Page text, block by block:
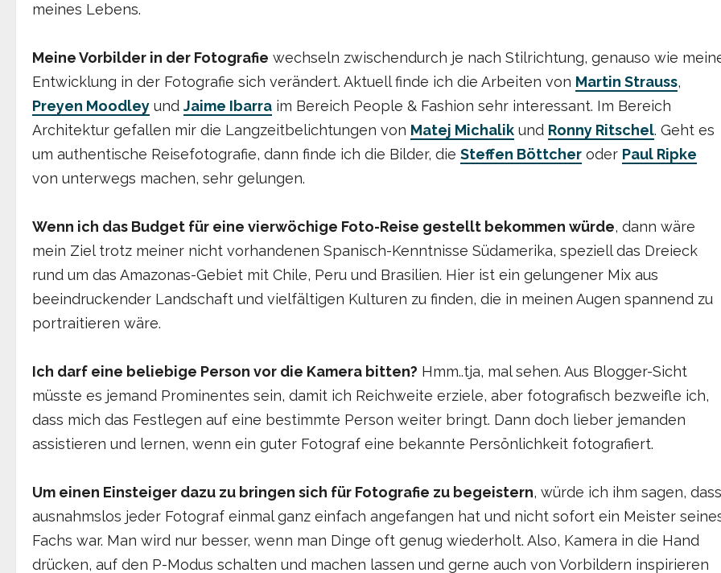
meines Lebens.
Meine Vorbilder in der Fotografie wechseln zwischendurch je nach Stilrichtung, genauso wie
Entwicklung in der Fotografie sich verändert. Aktuell finde ich die Arbeiten von Martin Strauss,
Preyen Moodley und Jaime Ibarra im Bereich People & Fashion sehr interessant. Im Bereich
Architektur gefallen mir die Langzeitbelichtungen von Matej Michalik und Ronny Ritschel. Geht es
um authentische Reisefotografie, dann finde ich die Bilder, die Steffen Böttcher oder Paul Ripke
von unterwegs machen, sehr gelungen.
Wenn ich das Budget für eine vierwöchige Foto-Reise gestellt bekommen würde, dann wäre
mein Ziel trotz meiner nicht vorhandenen Spanisch-Kenntnisse Südamerika, speziell das Dreieck
rund um das Amazonas-Gebiet mit Chile, Peru und Brasilien. Hier ist ein gelungener Mix aus
beeindruckender Landschaft und vielfältigen Kulturen zu finden, die in meinen Augen spannend zu
portraitieren wäre.
Ich darf eine beliebige Person vor die Kamera bitten? Hmm..tja, mal sehen. Aus Blogger-Sicht
müsste es jemand Prominentes sein, damit ich Reichweite erziele, aber fotografisch bezweifle ich,
dass mich das Festlegen auf eine bestimmte Person weiter bringt. Dann doch lieber jemanden
assistieren und lernen, wenn ein guter Fotograf eine bekannte Persönlichkeit fotografiert.
Um einen Einsteiger dazu zu bringen sich für Fotografie zu begeistern, würde ich ihm sagen, dass
ausnahmslos jeder Fotograf einmal ganz einfach angefangen hat und nicht sofort ein Meister
Fachs war. Man wird nur besser, wenn man Dinge oft genug wiederholt. Also, Kamera in die Hand
drücken, auf den P-Modus schalten und machen lassen und gerne auch von Vorbildern inspirieren